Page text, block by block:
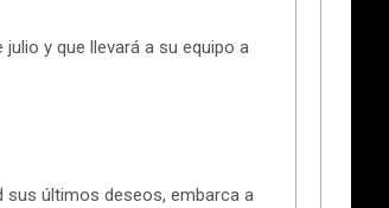
y que llevará a su equipo a
sus últimos deseos, embarca a